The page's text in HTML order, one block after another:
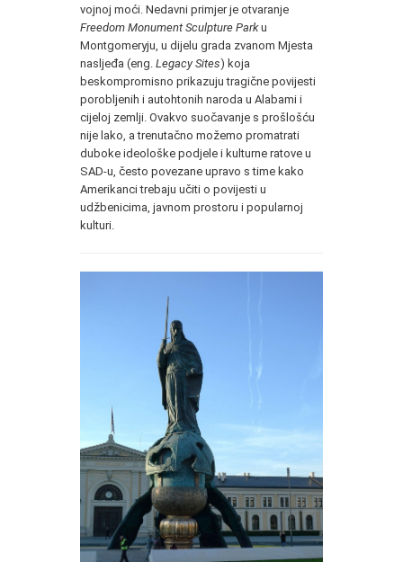
vojnoj moći. Nedavni primjer je otvaranje
Freedom Monument Sculpture Parku
Montgomeryju, u dijelu grada zvanom Mjesta
nasljeđa (eng. Legacy Sites) koja
beskompromisno prikazuju tragične povijesti
porobljenih i autohtonih naroda u Alabami i
cijeloj zemlji. Ovakvo suočavanje s prošlošću
nije lako, a trenutačno možemo promatrati
duboke ideološke podjele i kulturne ratove u
SAD-u, često povezane upravo s time kako
Amerikanci trebaju učiti o povijesti u
udžbenicima, javnom prostoru i popularnoj
kulturi.